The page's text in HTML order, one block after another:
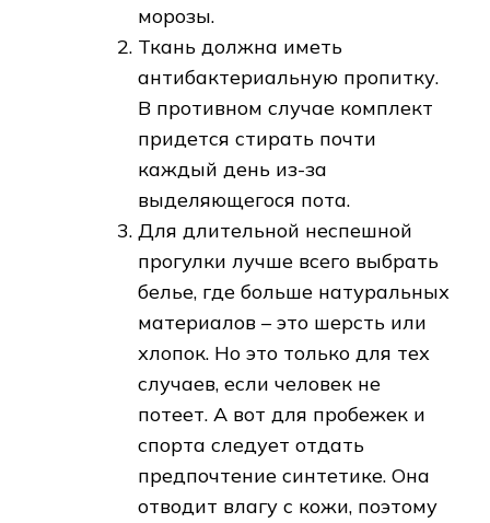
морозы.
Ткань должна иметь
антибактериальную пропитку.
В противном случае комплект
придется стирать почти
каждый день из-за
выделяющегося пота.
Для длительной неспешной
прогулки лучше всего выбрать
белье, где больше натуральных
материалов – это шерсть или
хлопок. Но это только для тех
случаев, если человек не
потеет. А вот для пробежек и
спорта следует отдать
предпочтение синтетике. Она
отводит влагу с кожи, поэтому